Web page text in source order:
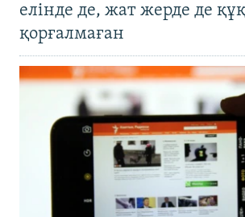
елінде де, жат жерде де
қорғалмаған